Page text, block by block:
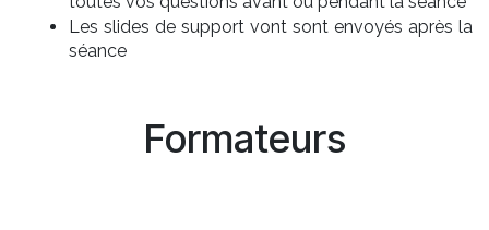
Les slides de support vont sont envoyés après la
séance
Formateurs